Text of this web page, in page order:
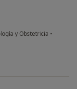
y Obstetricia •